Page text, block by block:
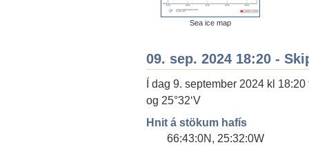
Sea ice map
09. sep. 2024 18:20 -
Í dag 9. september 2024 kl
og 25°32‘V
Hnit á stökum hafís
66:43:0N, 25:32:0W